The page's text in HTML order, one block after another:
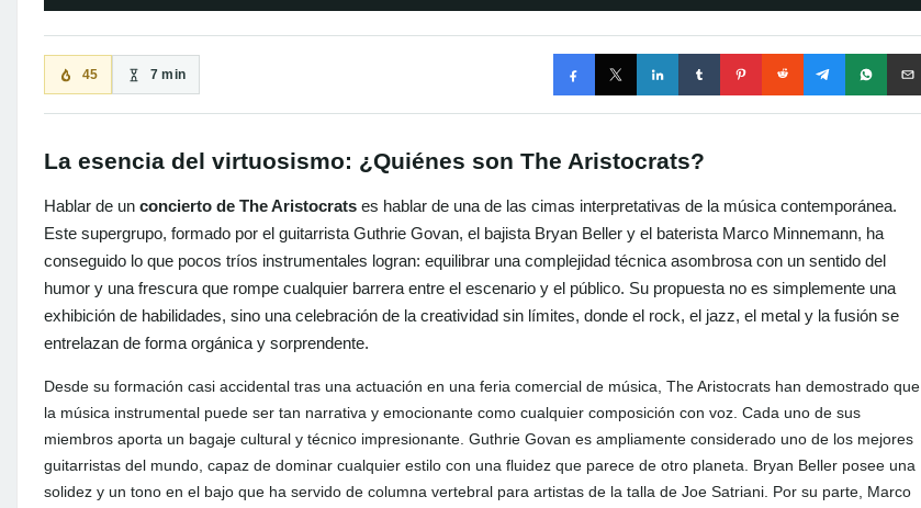
45 7 min
La esencia del virtuosismo: ¿Quiénes son The Aristocrats?
Hablar de un concierto de The Aristocrats es hablar de una de las cimas interpretativas de la música contemporánea.
Este supergrupo, formado por el guitarrista Guthrie Govan, el bajista Bryan Beller y el baterista Marco Minnemann, ha
conseguido lo que pocos tríos instrumentales logran: equilibrar una complejidad técnica asombrosa con un sentido del
humor y una frescura que rompe cualquier barrera entre el escenario y el público. Su propuesta no es simplemente una
exhibición de habilidades, sino una celebración de la creatividad sin límites, donde el rock, el jazz, el metal y la fusión se
entrelazan de forma orgánica y sorprendente.
Desde su formación casi accidental tras una actuación en una feria comercial de música, The Aristocrats han demostrado que
la música instrumental puede ser tan narrativa y emocionante como cualquier composición con voz. Cada uno de sus
miembros aporta un bagaje cultural y técnico impresionante. Guthrie Govan es ampliamente considerado uno de los mejores
guitarristas del mundo, capaz de dominar cualquier estilo con una fluidez que parece de otro planeta. Bryan Beller posee una
solidez y un tono en el bajo que ha servido de columna vertebral para artistas de la talla de Joe Satriani. Por su parte, Marco